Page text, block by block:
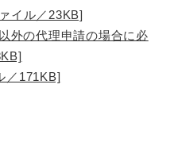
イル／23KB]
外の代理申請の場合に必
／171KB]